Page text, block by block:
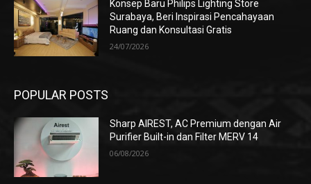
Konsep Baru Philips Lighting Store
Surabaya, Beri Inspirasi Pencahayaan
Ruang dan Konsultasi Gratis
24/07/2026
POPULAR POSTS
Sharp AIREST, AC Premium dengan Air
Purifier Built-in dan Filter MERV 14
06/08/2026